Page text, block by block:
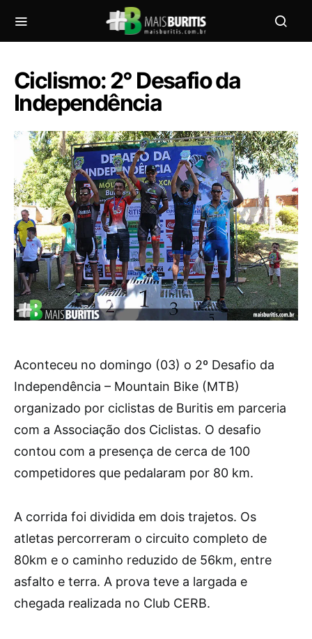
Ciclismo: 2° Desafio da
Independência
Aconteceu no domingo (03) o 2º Desafio da
Independência – Mountain Bike (MTB)
organizado por ciclistas de Buritis em parceria
com a Associação dos Ciclistas. O desafio
contou com a presença de cerca de 100
competidores que pedalaram por 80 km.
A corrida foi dividida em dois trajetos. Os
atletas percorreram o circuito completo de
80km e o caminho reduzido de 56km, entre
asfalto e terra. A prova teve a largada e
chegada realizada no Club CERB.